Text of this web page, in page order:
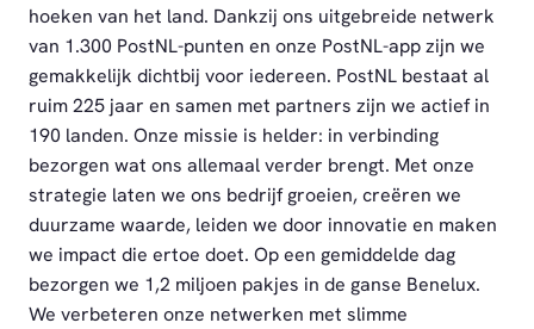
hoeken van het land. Dankzij ons uitgebreide netwerk
van 1.300 PostNL-punten en onze PostNL-app zijn we
gemakkelijk dichtbij voor iedereen. PostNL bestaat al
ruim 225 jaar en samen met partners zijn we actief in
190 landen. Onze missie is helder: in verbinding
bezorgen wat ons allemaal verder brengt. Met onze
strategie laten we ons bedrijf groeien, creëren we
duurzame waarde, leiden we door innovatie en maken
we impact die ertoe doet. Op een gemiddelde dag
bezorgen we 1,2 miljoen pakjes in de ganse Benelux.
We verbeteren onze netwerken met slimme